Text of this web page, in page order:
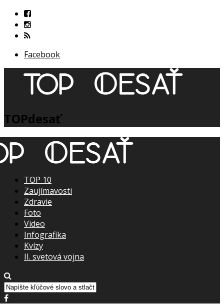
Facebook
TOPdesať
TOP 10
Zaujímavosti
Zdravie
Foto
Video
Infografika
Kvízy
II. svetová vojna